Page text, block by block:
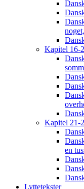
Kapitel 16-
Kapitel 21-
en
Lyttetekster